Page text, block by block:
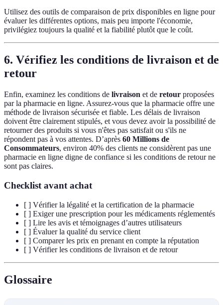
Utilisez des outils de comparaison de prix disponibles en ligne pour
évaluer les différentes options, mais peu importe l'économie,
privilégiez toujours la qualité et la fiabilité plutôt que le coût.
6. Vérifiez les conditions de livraison et de
retour
Enfin, examinez les conditions de livraison et de retour proposées
par la pharmacie en ligne. Assurez-vous que la pharmacie offre une
méthode de livraison sécurisée et fiable. Les délais de livraison
doivent être clairement stipulés, et vous devez avoir la possibilité de
retourner des produits si vous n'êtes pas satisfait ou s'ils ne
répondent pas à vos attentes. D’après 60 Millions de
Consommateurs, environ 40% des clients ne considèrent pas une
pharmacie en ligne digne de confiance si les conditions de retour ne
sont pas claires.
Checklist avant achat
[ ] Vérifier la légalité et la certification de la pharmacie
[ ] Exiger une prescription pour les médicaments réglementés
[ ] Lire les avis et témoignages d’autres utilisateurs
[ ] Évaluer la qualité du service client
[ ] Comparer les prix en prenant en compte la réputation
[ ] Vérifier les conditions de livraison et de retour
Glossaire